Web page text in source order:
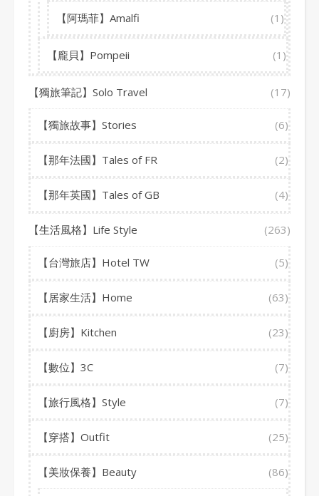
【阿瑪菲】Amalfi (1)
【龐貝】Pompeii (1)
【獨旅筆記】Solo Travel (17)
【獨旅故事】Stories (6)
【那年法國】Tales of FR (2)
【那年英國】Tales of GB (4)
【生活風格】Life Style (263)
【台灣旅店】Hotel TW (5)
【居家生活】Home (63)
【廚房】Kitchen (23)
【數位】3C (7)
【旅行風格】Style (7)
【穿搭】Outfit (25)
【美妝保養】Beauty (86)